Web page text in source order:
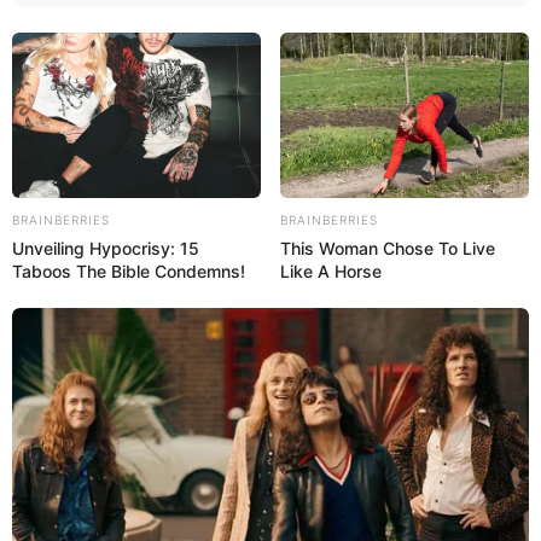
Flujo marrón o café:
11 causas y qué hacer
Dolor de vientre bajo
sin menstruación: 8
causas y qué hacer
Tua Saúde es un espacio informativo de divulgación y educación
sobre temas relacionados con salud, nutrición y bienestar. Las
informaciones publicadas no deben ser utilizadas para sustituir
el diagnóstico o tratamiento especializado, así como no
sustituyen la consulta con un médico.
Dirección:
Rua Voluntários da Pátria, n° 138, Bloco 01, Loja 201 -
BRAINBERRIES
Unveiling Hypocrisy: 15
Taboos The Bible Condemns!
BRAINBERRIES
This Woman Chose To Live
Like A Horse